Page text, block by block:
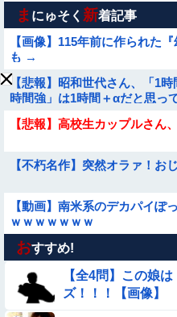
ま にゅそく 新着記事
【画像】115年前に作られた
も →
【悲報】昭和世代さん、「1
時間強」は1時間＋αだと思っ
【悲報】高校生カップルさん
【不朽名作】突然オラァ！お
【動画】南米系のデカパイぽ
ｗｗｗｗｗｗｗ
【画像】お前ら、犬にケンカ
【恐怖】エスカレーターが暴
おすすめ!
【全4問】この娘
ズ！！！【画像】